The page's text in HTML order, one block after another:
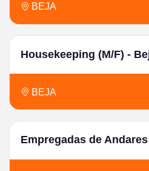
BEJA
Housekeeping (M/F) -
BEJA
Empregadas de